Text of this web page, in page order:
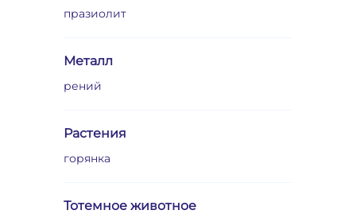
празиолит
Металл
рений
Растения
горянка
Тотемное животное